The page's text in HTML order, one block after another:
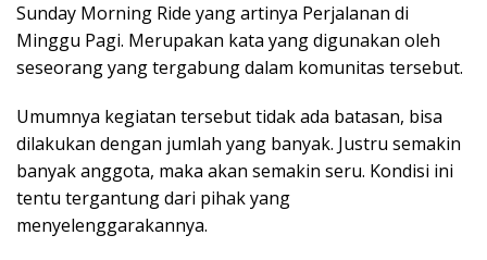
Sunday Morning Ride yang artinya Perjalanan di
Minggu Pagi. Merupakan kata yang digunakan oleh
seseorang yang tergabung dalam komunitas tersebut.
Umumnya kegiatan tersebut tidak ada batasan, bisa
dilakukan dengan jumlah yang banyak. Justru semakin
banyak anggota, maka akan semakin seru. Kondisi ini
tentu tergantung dari pihak yang
menyelenggarakannya.